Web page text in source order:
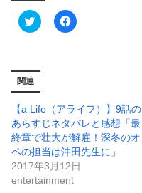
ク
リ
T
i
t
t
e
r
で
共
有
(
新
し
F
a
共
有
す
る
に
は
ク
リ
ッ
ク
関連
【a Life（アライフ）】9話の
あらすじネタバレと感想「最
終章で壮大が解雇！深冬のオ
ペの担当は沖田先生に」
2017年3月12日
entertainment